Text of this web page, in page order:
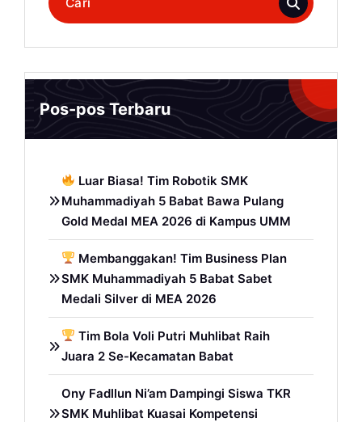
untuk:
Pos-pos Terbaru
Luar Biasa! Tim Robotik SMK
Muhammadiyah 5 Babat Bawa Pulang
Gold Medal MEA 2026 di Kampus UMM
Membanggakan! Tim Business Plan
SMK Muhammadiyah 5 Babat Sabet
Medali Silver di MEA 2026
Tim Bola Voli Putri Muhlibat Raih
Juara 2 Se-Kecamatan Babat
Ony Fadllun Ni’am Dampingi Siswa TKR
SMK Muhlibat Kuasai Kompetensi